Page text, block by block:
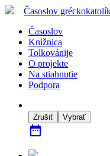
Časoslov
Časoslov
Knižnica
Tolkovánije
O projekte
Na stiahnutie
Podpora
Zrušiť Vybrať
date_range